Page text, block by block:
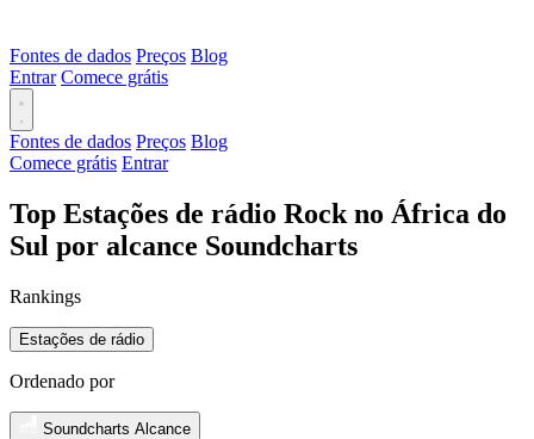
Fontes de dados Preços Blog
Entrar Comece grátis
Fontes de dados Preços Blog
Comece grátis Entrar
Top Estações de rádio Rock no África do
Sul por alcance Soundcharts
Rankings
Estações de rádio
Ordenado por
Soundcharts Alcance